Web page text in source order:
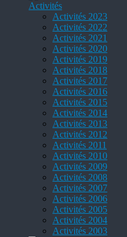
Activités
Activités 2023
Activités 2022
Activités 2021
Activités 2020
Activités 2019
Activités 2018
Activités 2017
Activités 2016
Activités 2015
Activités 2014
Activités 2013
Activités 2012
Activités 2011
Activités 2010
Activités 2009
Activités 2008
Activités 2007
Activités 2006
Activités 2005
Activités 2004
Activités 2003